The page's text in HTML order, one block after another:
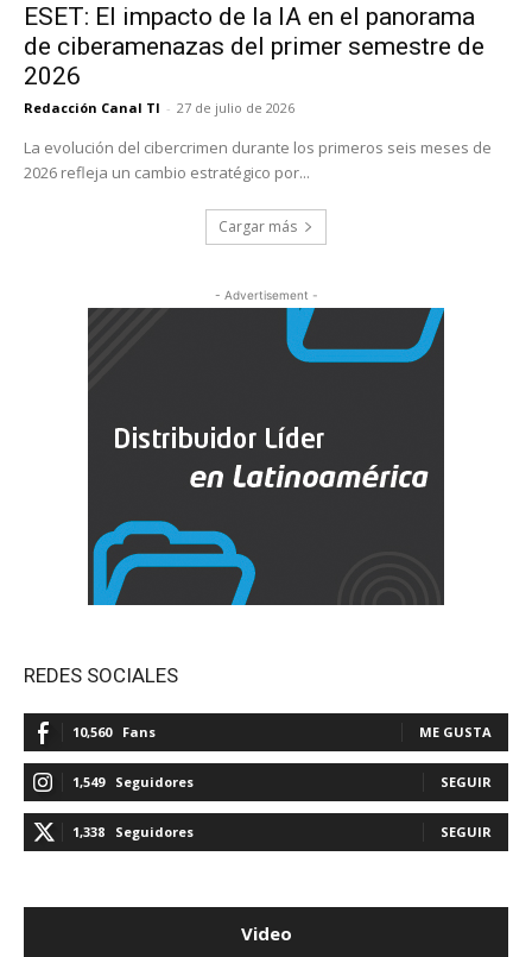
ESET: El impacto de la IA en el panorama
de ciberamenazas del primer semestre de
2026
Redacción Canal TI - 27 de julio de 2026
La evolución del cibercrimen durante los primeros seis meses de
2026 refleja un cambio estratégico por...
Cargar más
- Advertisement -
REDES SOCIALES
10,560 Fans ME GUSTA
1,549 Seguidores SEGUIR
1,338 Seguidores SEGUIR
Video